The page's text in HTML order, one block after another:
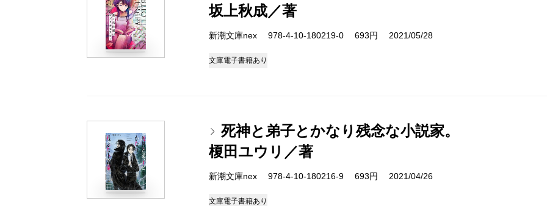
坂上秋成／著
新潮文庫nex 978-4-10-180219-0 693円 2021/05/28
文庫電子書籍あり
死神と弟子とかなり残念な小説家。
榎田ユウリ／著
新潮文庫nex 978-4-10-180216-9 693円 2021/04/26
文庫電子書籍あり